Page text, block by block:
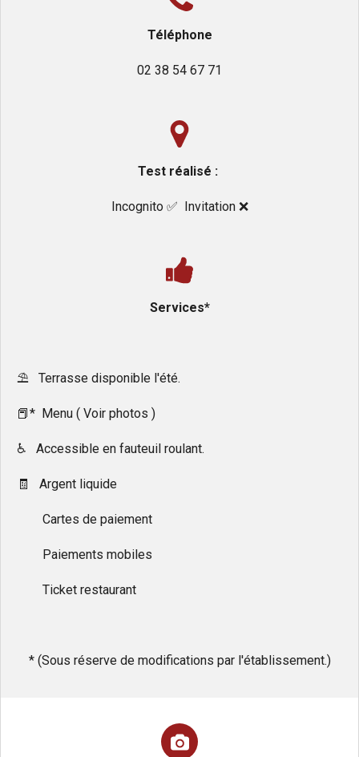
Téléphone
02 38 54 67 71
Test réalisé :
Incognito ✅️ Invitation ❌️
Services*
⛱️ Terrasse disponible l'été.
📕* Menu ( Voir photos )
♿️ Accessible en fauteuil roulant.
🧾 Argent liquide
Cartes de paiement
Paiements mobiles
Ticket restaurant
* (Sous réserve de modifications par l'établissement.)